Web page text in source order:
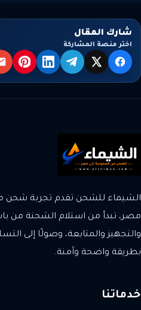
شارك المقال
اختر منصة المشاركة
فيسبوك
X تيليجراملينكدإن
الشيماء للشحن تقدم تجربة شحن
مصر، تبدأ من استلام الشحنة من
والتجهيز والمتابعة، وصولًا إلى
بطريقة واضحة وآمنة.
خدماتنا